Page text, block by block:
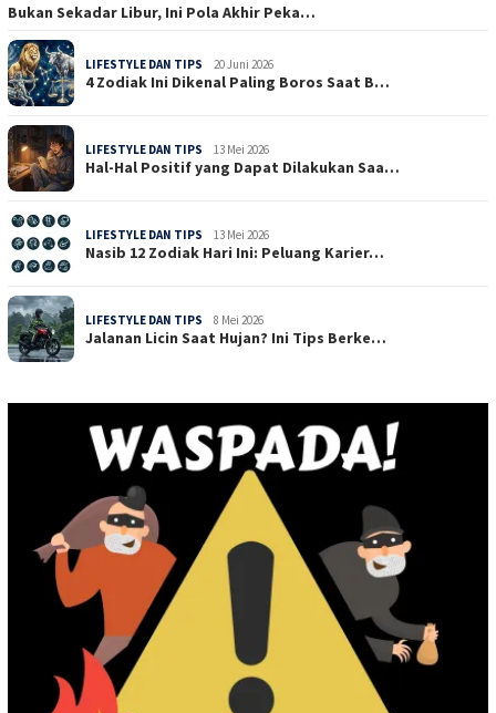
Bukan Sekadar Libur, Ini Pola Akhir Peka…
LIFESTYLE DAN TIPS 20 Juni 2026
4 Zodiak Ini Dikenal Paling Boros Saat B…
LIFESTYLE DAN TIPS 13 Mei 2026
Hal-Hal Positif yang Dapat Dilakukan Saa…
LIFESTYLE DAN TIPS 13 Mei 2026
Nasib 12 Zodiak Hari Ini: Peluang Karier…
LIFESTYLE DAN TIPS 8 Mei 2026
Jalanan Licin Saat Hujan? Ini Tips Berke…